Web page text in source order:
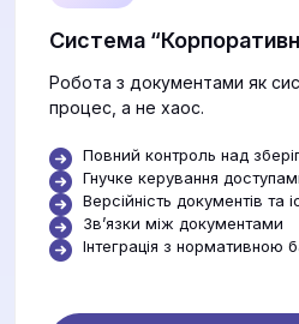
Система
Робота з документами як
процес, а не хаос.
Повний контроль над
Гнучке керування
Версійність документів та
Звʼязки між документами
Інтеграція з нормативною